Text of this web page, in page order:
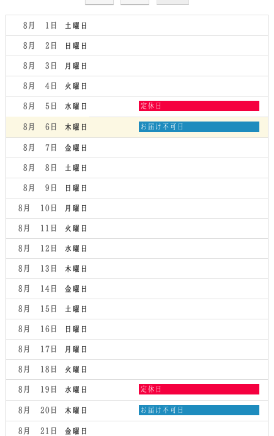
土曜日
8月 1
日曜日
8月 2
月曜日
8月 3
火曜日
8月 4
水曜日
8月 5
水
日,
8
2026
定休日
木曜日
8月 6
木
2026
お届け不可日
金曜日
8月 7
土曜日
8月 8
日曜日
8月 9
月曜日
8月 10
火曜日
8月 11
水曜日
8月 12
木曜日
8月 13
金曜日
8月 14
土曜日
8月 15
日曜日
8月 16
月曜日
8月 17
火曜日
8月 18
水曜日
8月 19
水
日,
8
定休日
木曜日
8月 20
木
お届け不可日
金曜日
8月 21